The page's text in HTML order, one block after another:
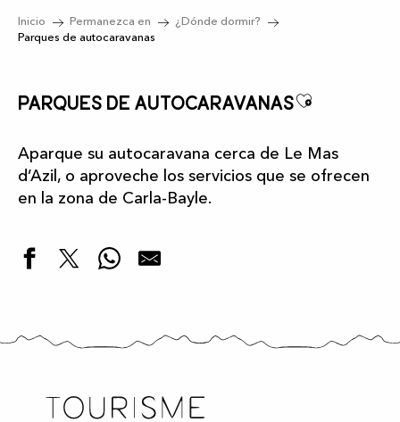
Inicio Permanezca en
¿Dónde dormir?
Parques de autocaravanas
Parques de autocaravanasAjouter
Aparque su autocaravana cerca de Le Mas
d’Azil, o aproveche los servicios que se ofrecen
en la zona de Carla-Bayle.
Le Petit Pyrénéen - Cámping
Stationnement Camping-Cars
Stationnement Camping-Cars